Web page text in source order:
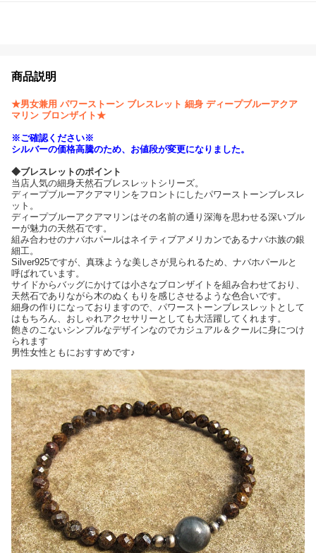
商品説明
★男女兼用 パワーストーン ブレスレット 細身 ディープブルーアクア
マリン ブロンザイト★
※ご確認ください※
シルバーの価格高騰のため、お値段が変更になりました。
◆ブレスレットのポイント
当店人気の細身天然石ブレスレットシリーズ。
ディープブルーアクアマリンをフロントにしたパワーストーンブレスレ
ット。
ディープブルーアクアマリンはその名前の通り深海を思わせる深いブル
ーが魅力の天然石です。
組み合わせのナバホパールはネイティブアメリカンであるナバホ族の銀
細工。
Silver925ですが、真珠ような美しさが見られるため、ナバホパールと
呼ばれています。
サイドからバッグにかけては小さなブロンザイトを組み合わせており、
天然石でありながら木のぬくもりを感じさせるような色合いです。
細身の作りになっておりますので、パワーストーンブレスレットとして
はもちろん、おしゃれアクセサリーとしても大活躍してくれます。
飽きのこないシンプルなデザインなのでカジュアル＆クールに身につけ
られます
男性女性ともにおすすめです♪